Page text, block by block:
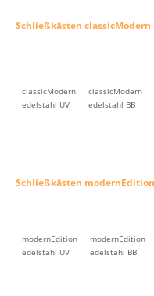
Schließkästen classicModern
classicModern
edelstahl UV
classicModern
edelstahl BB
Schließkästen
modernEdition
edelstahl UV
modernEdition
edelstahl BB